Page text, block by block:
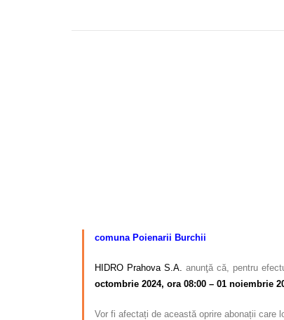
comuna Poienarii Burchii
HIDRO Prahova S.A. anunţă că, pentru
octombrie 2024, ora 08:00 – 01 noiembrie
Vor fi afectați de această oprire abonații care